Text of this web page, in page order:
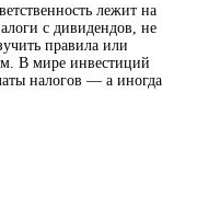
лежит на
с дивидендов, не
правила или
В мире инвестиций
налогов — а иногда